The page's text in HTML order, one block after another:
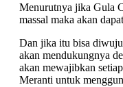
Menurutnya jika Gula
massal maka akan
Dan jika itu bisa
akan mendukungnya
akan mewajibkan
Meranti untuk